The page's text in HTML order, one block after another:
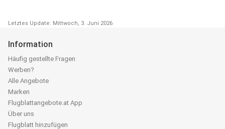
Letztes Update: Mittwoch, 3. Juni 2026
Information
Häufig gestellte Fragen
Werben?
Alle Angebote
Marken
Flugblattangebote.at App
Über uns
Flugblatt hinzufügen